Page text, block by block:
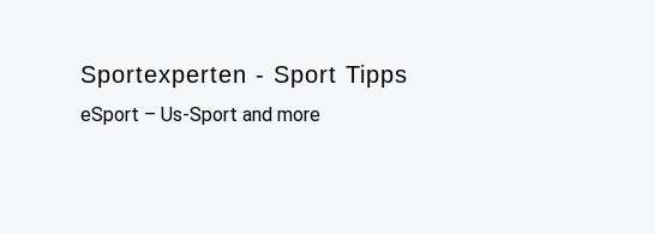
Sportexperten - Sport Tipps
eSport – Us-Sport and more